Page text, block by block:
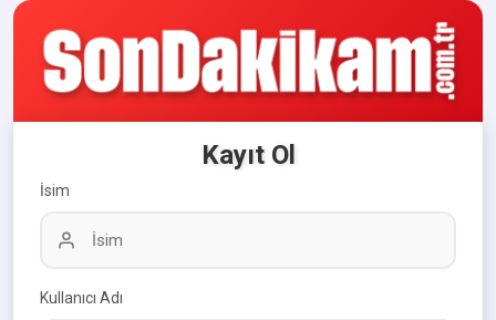
Kayıt Ol
İsim
Kullanıcı Adı